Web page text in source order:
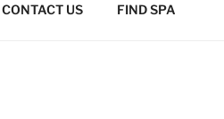
CONTACT US FIND SPA